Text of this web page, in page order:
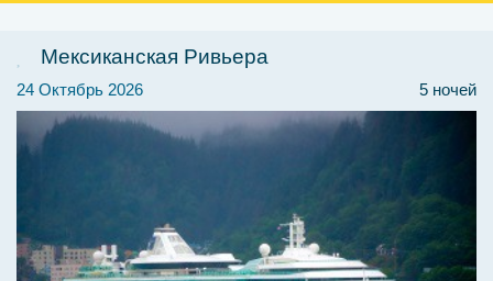
Мексиканская Ривьера
5 ночей
24 Октябрь 2026